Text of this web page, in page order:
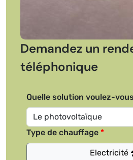
Demandez un
téléphonique
Quelle solution voulez-
Type de chauffage
Electricité